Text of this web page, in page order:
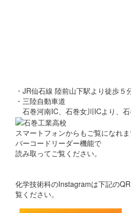
・JR仙石線 陸前山下駅より徒歩５
・三陸自動車道
石巻河南IC、石巻女川ICより、
スマートフォンからもご覧になれま
バーコードリーダー機能で
読み取ってご覧ください。
化学技術科のInstagramは下記の
覧ください。